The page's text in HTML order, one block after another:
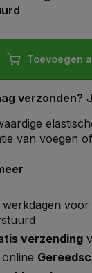
Toevoegen
verzonden?
van voegen
werkdagen
verzending
online